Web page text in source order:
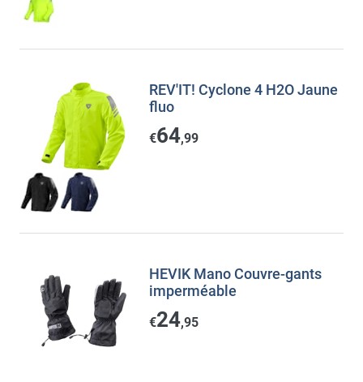
REV'IT! Cyclone 4 H2O Jaune
fluo
€64,99
HEVIK Mano Couvre-gants
imperméable
€24,95